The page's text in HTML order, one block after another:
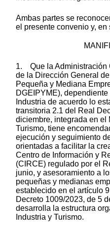
Ambas partes se
el presente convenio y, en
1. Que la Administración
de la Dirección General
Pequeña y Mediana
DGEIPYME),
Industria de acuerdo lo
transitoria 2.1 del Real
diciembre, integrada en el
Turismo, tiene
ejecución y seguimiento
orientadas a facilitar la
Centro de Información y
(CIRCE) regulado por el
junio, y asesoramiento a
pequeñas y medianas
establecido en el artículo
Decreto 1009/2023, de 5
desarrolla la estructura
Industria y Turismo.